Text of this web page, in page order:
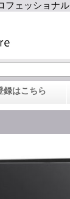
フェッショナル
録はこちら